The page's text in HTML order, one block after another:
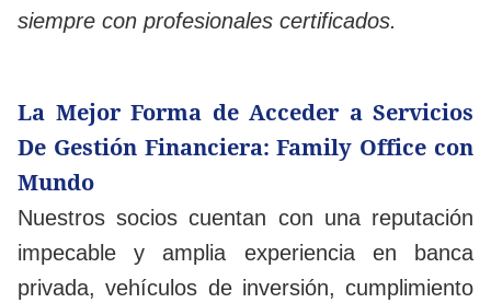
siempre con profesionales certificados.
La Mejor Forma de Acceder a Servicios
De Gestión Financiera: Family Office con
Mundo
Nuestros socios cuentan con una reputación
impecable y amplia experiencia en banca
privada, vehículos de inversión, cumplimiento